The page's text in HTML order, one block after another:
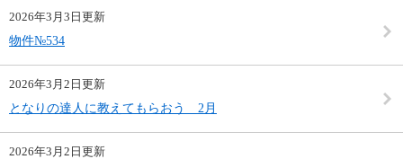
2026年3月3日更新
物件№534
2026年3月2日更新
となりの達人に教えてもらおう 2月
2026年3月2日更新